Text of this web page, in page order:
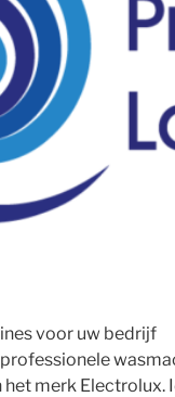
voor uw bedrijf
merk Electrolux.